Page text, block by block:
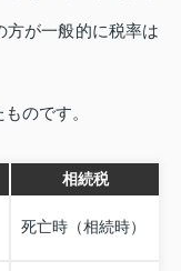
方が一般的に税率は
のです。
相続税
死亡時（相続時）